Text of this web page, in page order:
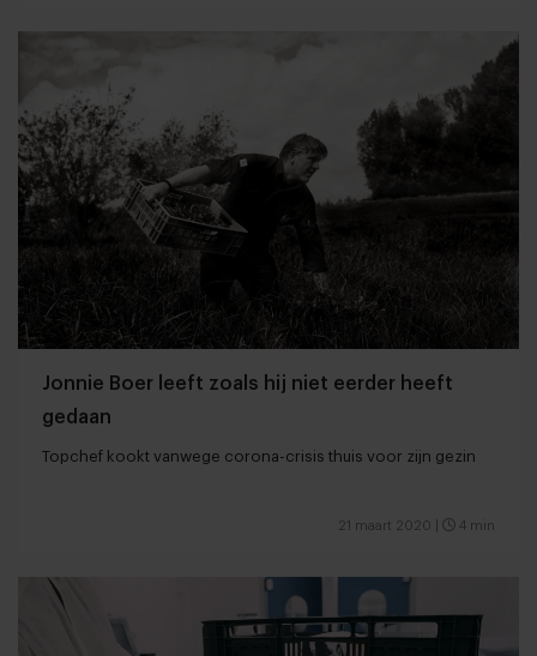
Jonnie Boer leeft zoals hij niet eerder heeft
gedaan
Topchef kookt vanwege corona-crisis thuis voor zijn gezin
21 maart 2020 4 min